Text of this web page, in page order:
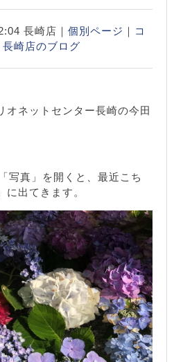
長崎店｜ 個別ページ ｜ コ
長崎店のブログ
オネットセンター長崎の今田
写真」を開くと、最近こち
に出てきます。